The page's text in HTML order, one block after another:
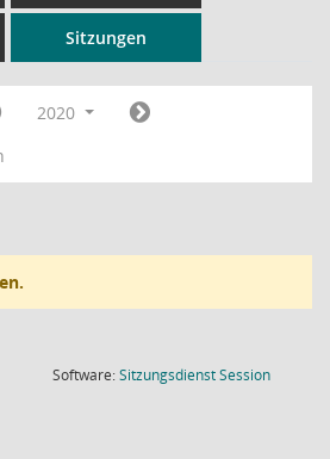
Sitzungen
2020
Software:SitzungsdienstSession(Wird in